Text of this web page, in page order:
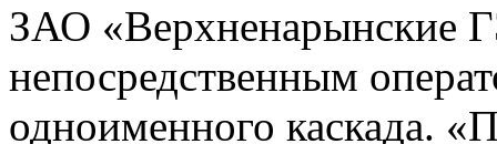
ЗАО «Верхненарынские
непосредственным
одноименного каскада.